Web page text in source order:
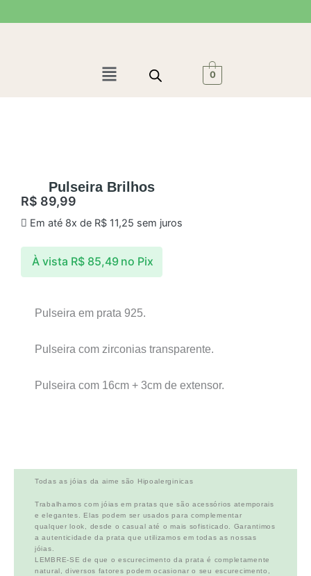
para
Menu 0
Pulseira Brilhos
R$ 89,99
Em até 8x de R$11,25 sem juros
À vista R$85,49 no Pix
Pulseira em prata 925.
Pulseira com zirconias transparente.
Pulseira com 16cm + 3cm de extensor.
Todas as jóias da aime são Hipoalerginicas
Trabalhamos com jóias em pratas que são acessórios atemporais
e elegantes. Elas podem ser usados para complementar
qualquer look, desde o casual até o mais sofisticado. Garantimos
a autenticidade da prata que utilizamos em todas as nossas
jóias.
LEMBRE-SE de que o escurecimento da prata é completamente
natural, diversos fatores podem ocasionar o seu escurecimento,